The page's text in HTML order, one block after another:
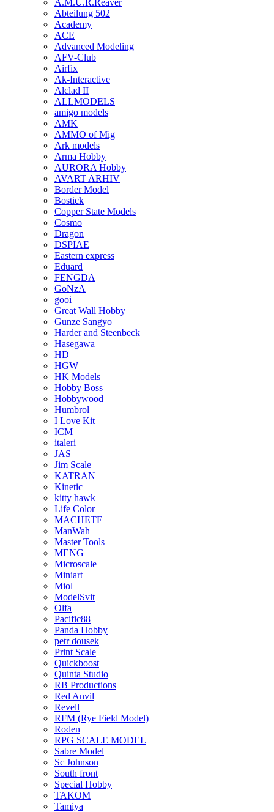
A.M.U.R.Reaver
Abteilung 502
Academy
ACE
Advanced Modeling
AFV-Club
Airfix
Ak-Interactive
Alclad II
ALLMODELS
amigo models
AMK
AMMO of Mig
Ark models
Arma Hobby
AURORA Hobby
AVART ARHIV
Border Model
Bostick
Copper State Models
Cosmo
Dragon
DSPIAE
Eastern express
Eduard
FENGDA
GoNzA
gooi
Great Wall Hobby
Gunze Sangyo
Harder and Steenbeck
Hasegawa
HD
HGW
HK Models
Hobby Boss
Hobbywood
Humbrol
I Love Kit
ICM
italeri
JAS
Jim Scale
KATRAN
Kinetic
kitty hawk
Life Color
MACHETE
ManWah
Master Tools
MENG
Microscale
Miniart
Miol
ModelSvit
Olfa
Pacific88
Panda Hobby
petr dousek
Print Scale
Quickboost
Quinta Studio
RB Productions
Red Anvil
Revell
RFM (Rye Field Model)
Roden
RPG SCALE MODEL
Sabre Model
Sc Johnson
South front
Special Hobby
TAKOM
Tamiya